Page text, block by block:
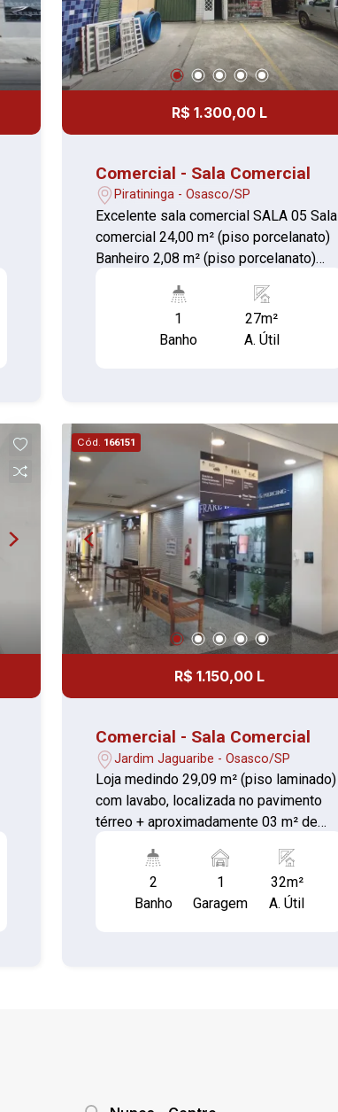
R$ 1.300,00 L
Comercial - Sala Comercial
Piratininga - Osasco/SP
Excelente sala comercial SALA 05 Sala
comercial 24,00 m² (piso porcelanato)
Banheiro 2,08 m² (piso porcelanato)
já a sua visita!
1
Banho
27m²
A. Útil
Cód. 166151
R$ 1.150,00 L
Comercial - Sala Comercial
Jardim Jaguaribe - Osasco/SP
Loja medindo 29,09 m² (piso laminado)
com lavabo, localizada no pavimento
térreo + aproximadamente 03 m² de
Banheiro coletivo do shopping
(masculino / feminino) 01 Vaga de
garagem coberta
2
Banho
1
Garagem
32m²
A. Útil